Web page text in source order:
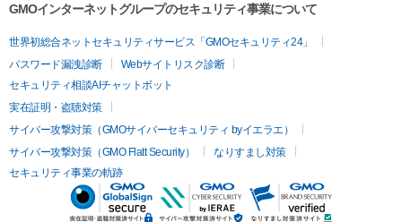
GMOインターネットグループのセキュリティ事業について
世界初総合ネットセキュリティサービス「GMOセキュリティ24」
パスワード漏洩診断
Webサイトリスク診断
セキュリティ相談AIチャットボット
実在証明・盗聴対策
サイバー攻撃対策（GMOサイバーセキュリティ byイエラエ）
サイバー攻撃対策（GMO Flatt Security）
なりすまし対策
セキュリティ事業の軌跡